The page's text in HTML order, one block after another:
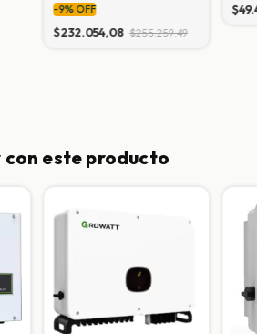
EPEVER Tracer
3210AN
-9% OFF
$232.054,08 $255.259,49
este producto